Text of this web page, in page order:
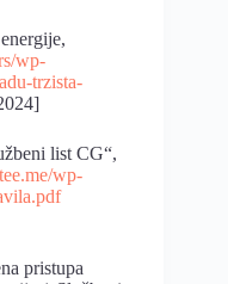
wp-
trzista-
list CG“,
wp-
pristupa